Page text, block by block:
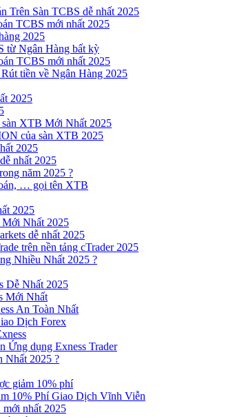
Trên Sàn TCBS dễ nhất 2025
TCBS mới nhất 2025
2025
từ Ngân Hàng bất kỳ
TCBS mới nhất 2025
tiền về Ngân Hàng 2025
2025
XTB Mới Nhất 2025
của sàn XTB 2025
2025
nhất 2025
năm 2025 ?
… gọi tên XTB
2025
Nhất 2025
dễ nhất 2025
trên nền tảng cTrader 2025
Nhiều Nhất 2025 ?
Dễ Nhất 2025
Mới Nhất
An Toàn Nhất
Dịch Forex
dụng Exness Trader
Nhất 2025 ?
giảm 10% phí
10% Phí Giao Dịch Vĩnh Viễn
nhất 2025